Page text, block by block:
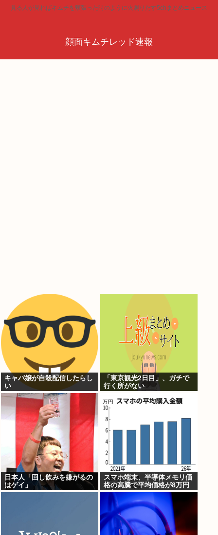
見る人が見ればキムチを頬張った時のように火照りだす5chまとめニュース
顔面キムチレッド速報
キャバ嬢が自殺配信したらし
い
「東京観光2日目」、ガチで
行く所がない
日本人「回し飲みを嫌がるの
はゲイ」
スマホ端末、半導体メモリ価
格の高騰で平均価格が8万円
を超す